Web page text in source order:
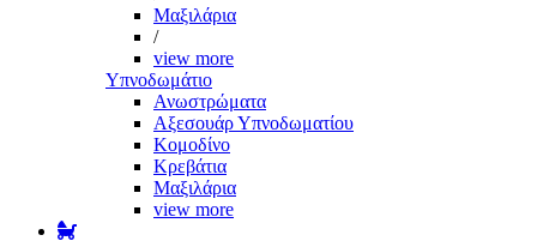
Μαξιλάρια
/
view more
Υπνοδωμάτιο
Ανωστρώματα
Αξεσουάρ Υπνοδωματίου
Κομοδίνο
Κρεβάτια
Μαξιλάρια
view more